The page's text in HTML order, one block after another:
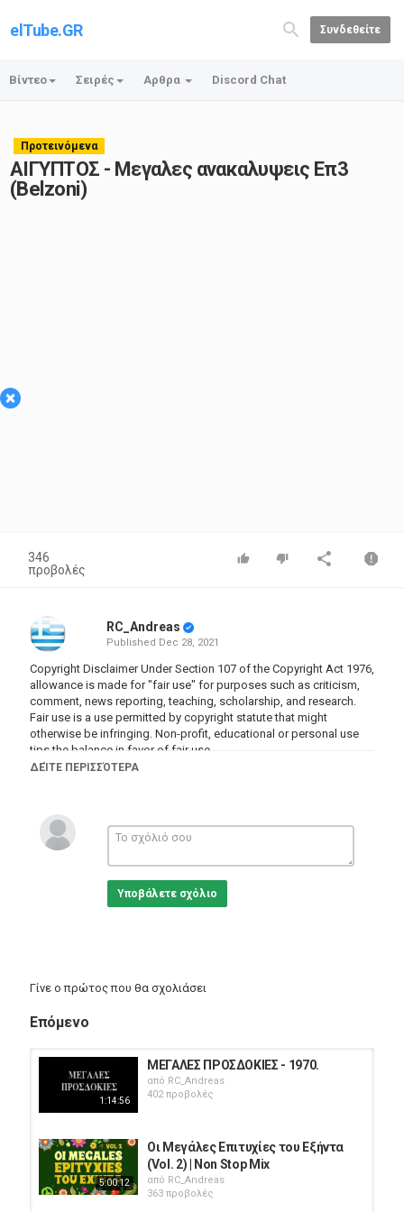
elTube.GR Συνδεθείτε
Βίντεο Σειρές Αρθρα Discord Chat
Προτεινόμενα
ΑΙΓΥΠΤΟΣ - Μεγαλες ανακαλυψεις Επ3
(Belzoni)
×
346
προβολές
RC_Andreas
Published Dec 28, 2021
Copyright Disclaimer Under Section 107 of the Copyright Act 1976,
allowance is made for "fair use" for purposes such as criticism,
comment, news reporting, teaching, scholarship, and research.
Fair use is a use permitted by copyright statute that might
otherwise be infringing. Non-profit, educational or personal use
tips the balance in favor of fair use.
ΔΕΊΤΕ ΠΕΡΙΣΣΌΤΕΡΑ
Υποβάλετε σχόλιο
Γίνε ο πρώτος που θα σχολιάσει
Επόμενο
1:14:56
ΜΕΓΑΛΕΣ ΠΡΟΣΔΟΚΙΕΣ - 1970.
από RC_Andreas
402 προβολές
5:00:12
Οι Μεγάλες Επιτυχίες του Εξήντα
(Vol. 2) | Non Stop Mix
από RC_Andreas
363 προβολές